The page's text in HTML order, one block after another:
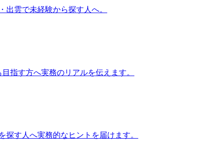
雲で未経験から探す人へ。
指す方へ実務のリアルを伝えます。
す人へ実務的なヒントを届けます。